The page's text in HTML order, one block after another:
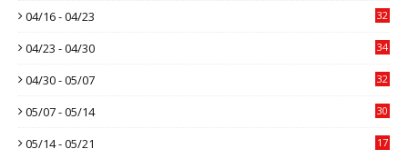
04/16 - 04/23 32
04/23 - 04/30 34
04/30 - 05/07 32
05/07 - 05/14 30
05/14 - 05/21 17